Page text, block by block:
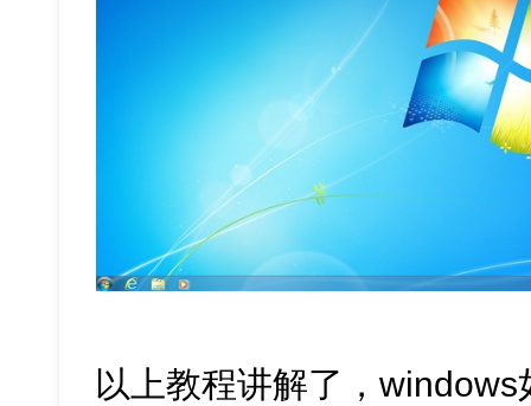
以上教程讲解了，